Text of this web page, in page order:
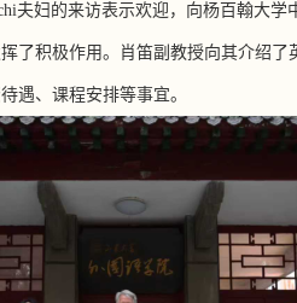
夫妇的来访表示欢迎，向杨百翰大学
了积极作用。 肖笛副 教授向其介绍了
遇、课程安排等事宜。